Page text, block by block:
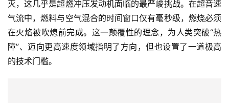
灭，这几乎是超燃冲压发动机面临的最严峻挑战。在超音速
气流中，燃料与空气混合的时间窗口仅有毫秒级，燃烧必须
在火焰被吹熄前完成。这一颠覆性的理念，为人类突破“热
障”、迈向更高速度领域指明了方向，但也设置了一道极高
的技术门槛。